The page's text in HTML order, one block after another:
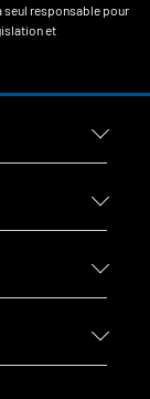
seul responsable pour
et